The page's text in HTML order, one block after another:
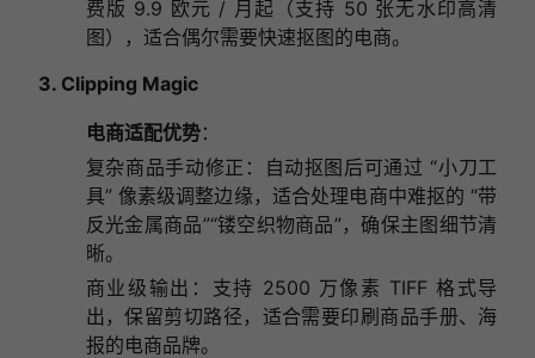
费版 9.9 欧元 / 月起（支持 50 张无水印高清
图），适合偶尔需要快速抠图的电商。
3. Clipping Magic
电商适配优势：
复杂商品手动修正：自动抠图后可通过 “小刀工
具” 像素级调整边缘，适合处理电商中难抠的 “带
反光金属商品”“镂空织物商品”，确保主图细节清
晰。
商业级输出：支持 2500 万像素 TIFF 格式导
出，保留剪切路径，适合需要印刷商品手册、海
报的电商品牌。